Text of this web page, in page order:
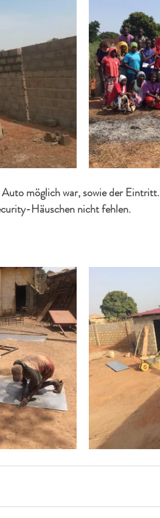
möglich war, sowie der Eintritt.
Häuschen nicht fehlen.